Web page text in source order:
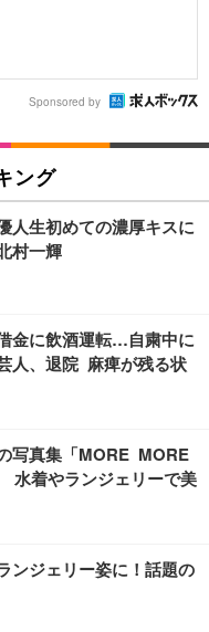
Sponsored by
ング
人生初めての濃厚キスに
村一輝
金に飲酒運転…自粛中に
人、退院 麻痺が残る状
写真集「MORE MORE
水着やランジェリーで美
ンジェリー姿に！話題の